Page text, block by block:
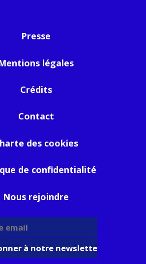
Presse
légales
Crédits
Contact
des cookies
de confidentialité
Nous rejoindre